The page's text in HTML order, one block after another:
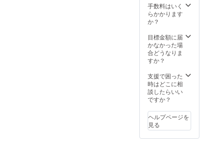
手数料はいく
らかかります
か？
目標金額に届
かなかった場
合どうなりま
すか？
支援で困った
時はどこに相
談したらいい
ですか？
ヘルプページを
見る